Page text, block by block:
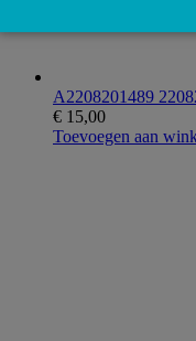
A2208201489
€ 15,00
Toevoegen aan